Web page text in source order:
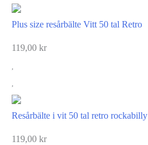
Plus size resårbälte Vitt 50 tal Retro
119,00 kr
Resårbälte i vit 50 tal retro rockabilly
119,00 kr